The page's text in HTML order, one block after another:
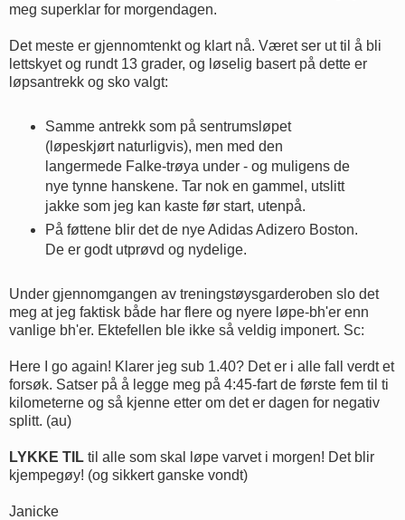
meg superklar for morgendagen.
Det meste er gjennomtenkt og klart nå. Været ser ut til å bli
lettskyet og rundt 13 grader, og løselig basert på dette er
løpsantrekk og sko valgt:
Samme antrekk som på sentrumsløpet
(løpeskjørt naturligvis), men med den
langermede Falke-trøya under - og muligens de
nye tynne hanskene. Tar nok en gammel, utslitt
jakke som jeg kan kaste før start, utenpå.
På føttene blir det de nye Adidas Adizero Boston.
De er godt utprøvd og nydelige.
Under gjennomgangen av treningstøysgarderoben slo det
meg at jeg faktisk både har flere og nyere løpe-bh'er enn
vanlige bh'er. Ektefellen ble ikke så veldig imponert. Sc:
Here I go again! Klarer jeg sub 1.40? Det er i alle fall verdt et
forsøk. Satser på å legge meg på 4:45-fart de første fem til ti
kilometerne og så kjenne etter om det er dagen for negativ
splitt. (au)
LYKKE TIL til alle som skal løpe varvet i morgen! Det blir
kjempegøy! (og sikkert ganske vondt)
Janicke